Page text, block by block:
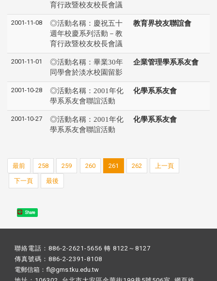
育行政暨校友校長會議
2001-11-08
◎活動名稱：慶祝五十
週年校慶系列活動－教
育行政暨校友校長會議
教育界校友聯誼會
2001-11-01
◎活動名稱：畢業30年
同學會於淡水校園留影
企業管理學系系友會
2001-10-28
◎活動名稱：2001年化
學系系友會聯誼活動
化學系系友會
2001-10-27
◎活動名稱：2001年化
學系系友會聯誼活動
化學系系友會
最前 258 259 260 261 262 上一頁
下一頁 最後
Share
聯絡電話：886-2-2621-5656 轉 8122～8127
傳真號碼：886-2-2391-8108
電郵信箱：fl@gms.tku.edu.tw